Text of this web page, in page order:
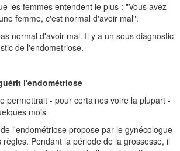
les femmes entendent le plus : "Vous avez
femme, c'est normal d'avoir mal".
normal d'avoir mal. Il y a un sous diagnostic
de l'endometriose.
l'endométriose
permettrait - pour certaines voire la plupart -
mois
l'endométriose propose par le gynécologue
Pendant la période de la grossesse, il